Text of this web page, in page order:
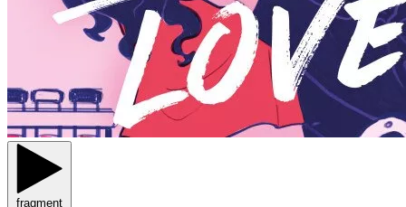
fragment